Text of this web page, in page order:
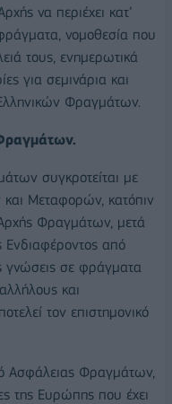
να περιέχει κατ’
νομοθεσία που
τους, ενημερωτικά
για σεμινάρια και
Φραγμάτων.
συγκροτείται με
Μεταφορών, κατόπιν
Αρχής Φραγμάτων, μετά
από
γνώσεις σε φράγματα
και
τον επιστημονικό
Ασφάλειας Φραγμάτων,
της Ευρώπης που έχει